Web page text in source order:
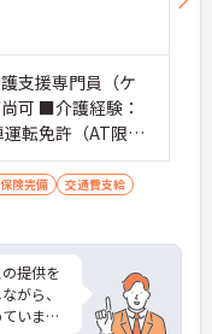
支援専門員（ケ
可 ■介護経験：
転免許（AT限定
険完備
交通費支給
提供を
がら、
いま